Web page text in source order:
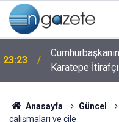
23:23
Karatepe
Anasayfa Güncel
çalışmaları ve çile